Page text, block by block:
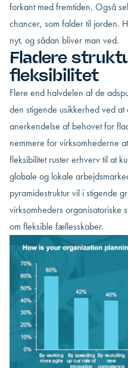
forkant med fremtiden. Også
chancer, som falder til jorden.
nyt, og sådan bliver man ved.
Fladere
fleksibilitet
Flere end halvdelen af de
den stigende usikkerhed ved
anerkendelse af behovet for
nemmere for virksomhederne
fleksibilitet ruster erhverv til at
globale og lokale
pyramidestruktur vil i stigende
virksomheders organisatoriske
om fleksible fællesskaber.